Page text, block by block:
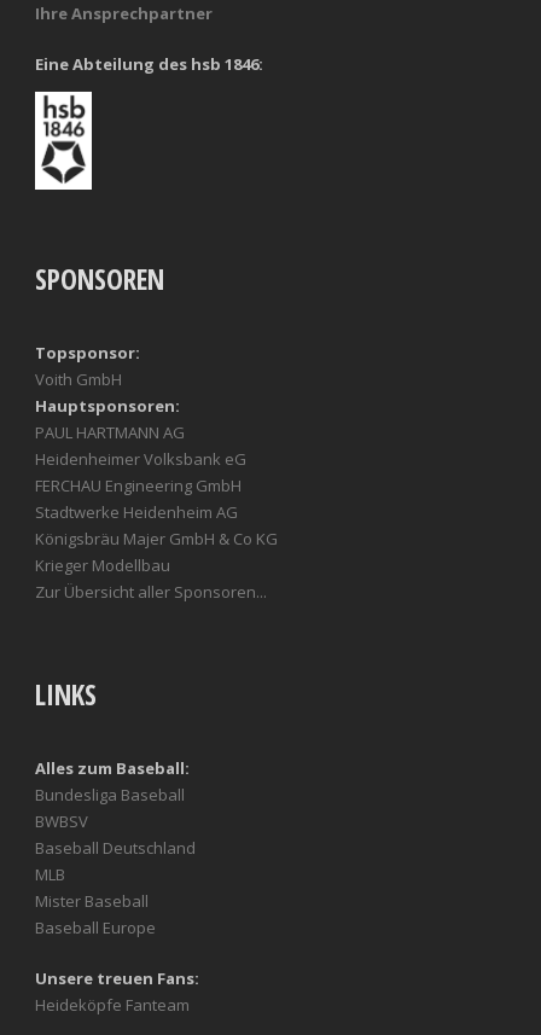
Ihre Ansprechpartner
Eine Abteilung des hsb 1846:
SPONSOREN
Topsponsor:
Voith GmbH
Hauptsponsoren:
PAUL HARTMANN AG
Heidenheimer Volksbank eG
FERCHAU Engineering GmbH
Stadtwerke Heidenheim AG
Königsbräu Majer GmbH & Co KG
Krieger Modellbau
Zur Übersicht aller Sponsoren...
LINKS
Alles zum Baseball:
Bundesliga Baseball
BWBSV
Baseball Deutschland
MLB
Mister Baseball
Baseball Europe
Unsere treuen Fans:
Heideköpfe Fanteam